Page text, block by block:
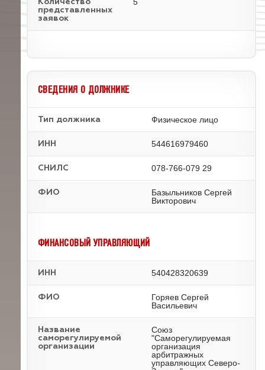
Количество
представленных
заявок
СВЕДЕНИЯ О ДОЛЖНИКЕ
Тип должника Физическое лицо
ИНН 544616979460
СНИЛС 078-766-079 29
ФИО
Базыльников Сергей
Викторович
ФИНАНСОВЫЙ УПРАВЛЯЮЩИЙ
ИНН 540428320639
ФИО
Горяев Сергей
Васильевич
Название
саморегулируемой
организации
Союз
"Саморегулируемая
организация
арбитражных
управляющих Северо-